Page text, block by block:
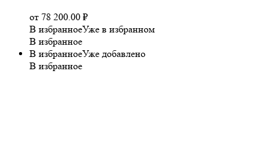
от 78 200.00 ₽
В избранноеУже в избранном
В избранное
В избранноеУже добавлено
В избранное